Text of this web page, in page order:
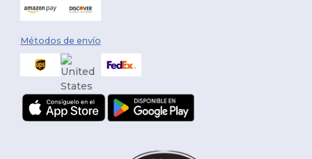
Métodos de envío